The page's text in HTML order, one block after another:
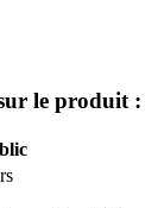
le produit :